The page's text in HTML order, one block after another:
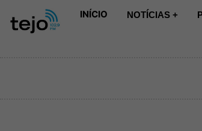
INÍCIO NOTÍCIAS +